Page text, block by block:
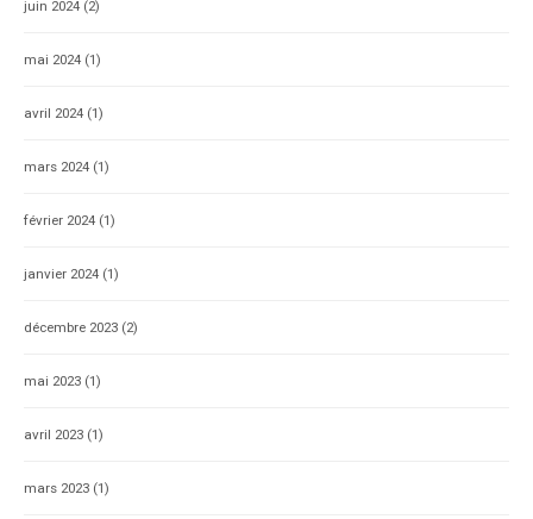
juin 2024 (2)
mai 2024 (1)
avril 2024 (1)
mars 2024 (1)
février 2024 (1)
janvier 2024 (1)
décembre 2023 (2)
mai 2023 (1)
avril 2023 (1)
mars 2023 (1)